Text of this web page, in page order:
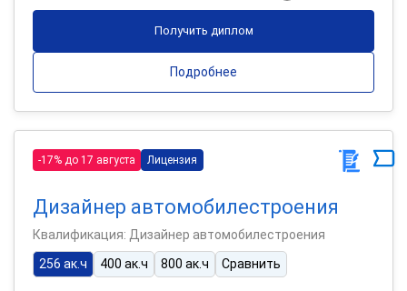
Получить диплом
Подробнее
-17% до 17 августа Лицензия
Дизайнер автомобилестроения
Квалификация: Дизайнер автомобилестроения
256 ак.ч
400 ак.ч 800 ак.ч Сравнить